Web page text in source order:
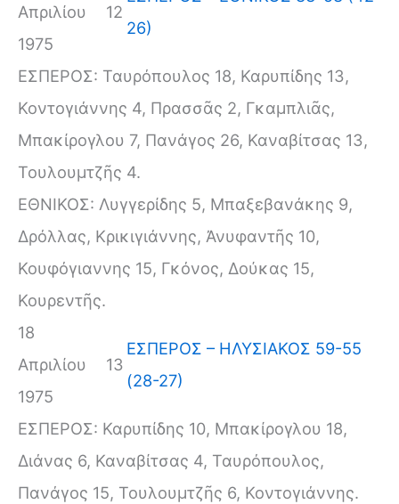
Απριλίου
1975
12
26)
ΕΣΠΕΡΟΣ: Ταυρόπουλος 18, Καρυπίδης 13,
Κοντογιάννης 4, Πρασσᾶς 2, Γκαμπλιᾶς,
Μπακίρογλου 7, Πανάγος 26, Καναβίτσας 13,
Τουλουμτζῆς 4.
ΕΘΝΙΚΟΣ: Λυγγερίδης 5, Μπαξεβανάκης 9,
Δρόλλας, Κρικιγιάννης, Ἀνυφαντῆς 10,
Κουφόγιαννης 15, Γκόνος, Δούκας 15,
Κουρεντῆς.
18
Απριλίου
1975
13
ΕΣΠΕΡΟΣ – ΗΛΥΣΙΑΚΟΣ 59-55
(28-27)
ΕΣΠΕΡΟΣ: Καρυπίδης 10, Μπακίρογλου 18,
Διάνας 6, Καναβίτσας 4, Ταυρόπουλος,
Πανάγος 15, Τουλουμτζῆς 6, Κοντογιάννης.